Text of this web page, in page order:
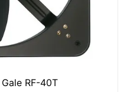
RF-40T